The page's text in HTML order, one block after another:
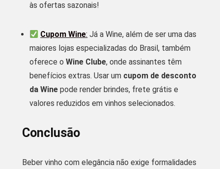
às ofertas sazonais!
Cupom Wine: Já a Wine, além de ser uma das
maiores lojas especializadas do Brasil, também
oferece o Wine Clube, onde assinantes têm
benefícios extras. Usar um cupom de desconto
da Wine pode render brindes, frete grátis e
valores reduzidos em vinhos selecionados.
Conclusão
Beber vinho com elegância não exige formalidades